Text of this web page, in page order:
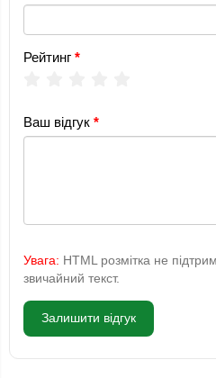
Рейтинг
Ваш відгук
Увага: HTML розмітка не
звичайний текст.
Залишити відгук